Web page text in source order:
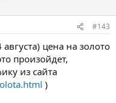
#143
цена на золото
произойдет,
из сайта
)